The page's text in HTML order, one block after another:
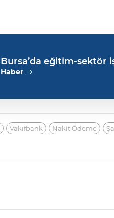
Bursa’da eğitim-sektör
Haber
Vakıfbank Nakit Ödeme